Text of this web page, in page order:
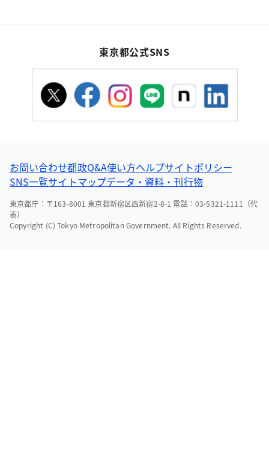
東京都公式SNS
お問い合わせ都政Q&A使い方ヘルプサイトポリシー
SNS一覧サイトマップデータ・資料・刊行物
東京都庁：〒163-8001 東京都新宿区西新宿2-8-1 電話：03-5321-1111（代
表）
Copyright (C) Tokyo Metropolitan Government. All Rights Reserved.